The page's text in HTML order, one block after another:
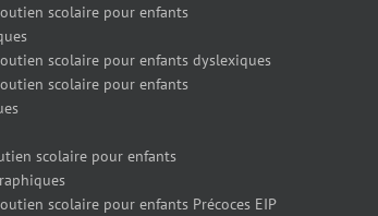
scolaire pour enfants
scolaire pour enfants dyslexiques
scolaire pour enfants
scolaire pour enfants
scolaire pour enfants Précoces EIP